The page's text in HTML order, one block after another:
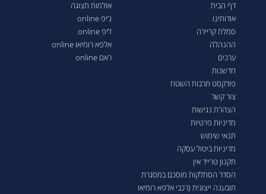
דף הבית
אודותינו
סמלת קריירה
ההנהלה
ערכים
חדשנות
פודקסט תרבות השטח
צור קשר
הצהרת נגישות
מדיניות פרטיות
תנאי שימוש
מדיניות ביטול עסקה
תקנון טרייד אין
הסדר הסתלקות מוסכם במסגרת
תובענה ייצוגית (רכבי אלפא רומיאו
אולמות תצוגה
ג’יפ online
ליפ online
אלפא רומיאו online
ראם online